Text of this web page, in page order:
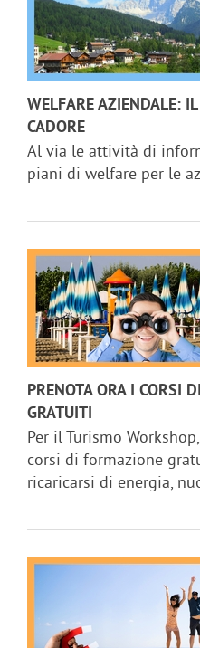
WELFARE AZIENDALE:
CADORE
Al via le attività di
piani di welfare per le
PRENOTA ORA I CORSI
GRATUITI
Per il Turismo
corsi di formazione
ricaricarsi di energia,